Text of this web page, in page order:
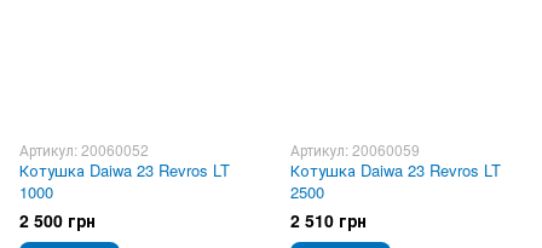
Артикул: 20060052
Котушка Daiwa 23 Revros LT
1000
2 500 грн
Артикул: 20060059
Котушка Daiwa 23 Revros LT
2500
2 510 грн